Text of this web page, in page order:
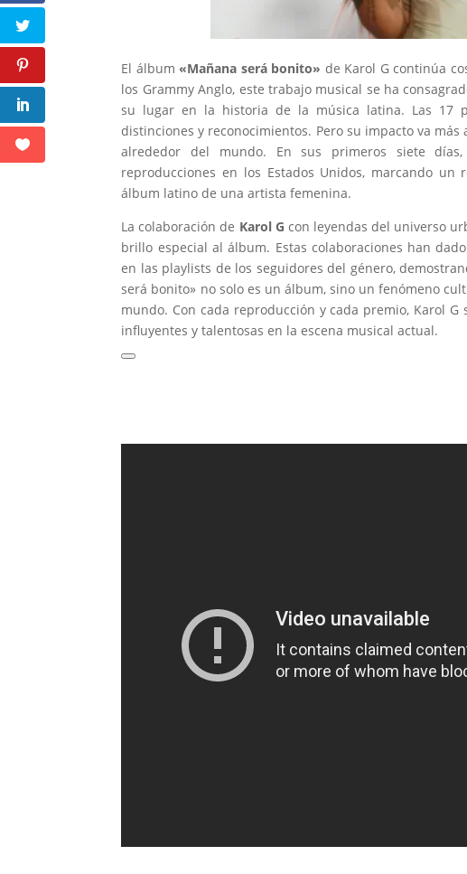
El álbum «Mañana será bonito» de Karol G continúa
los Grammy Anglo, este trabajo musical se ha
su lugar en la historia de la música latina. Las 17
distinciones y reconocimientos. Pero su impacto va
alrededor del mundo. En sus primeros siete
reproducciones en los Estados Unidos, marcando
álbum latino de una artista femenina.
La colaboración de Karol G con leyendas del universo
brillo especial al álbum. Estas colaboraciones han
en las playlists de los seguidores del género,
será bonito» no solo es un álbum, sino un fenómeno
mundo. Con cada reproducción y cada premio, Karol
influyentes y talentosas en la escena musical actual.